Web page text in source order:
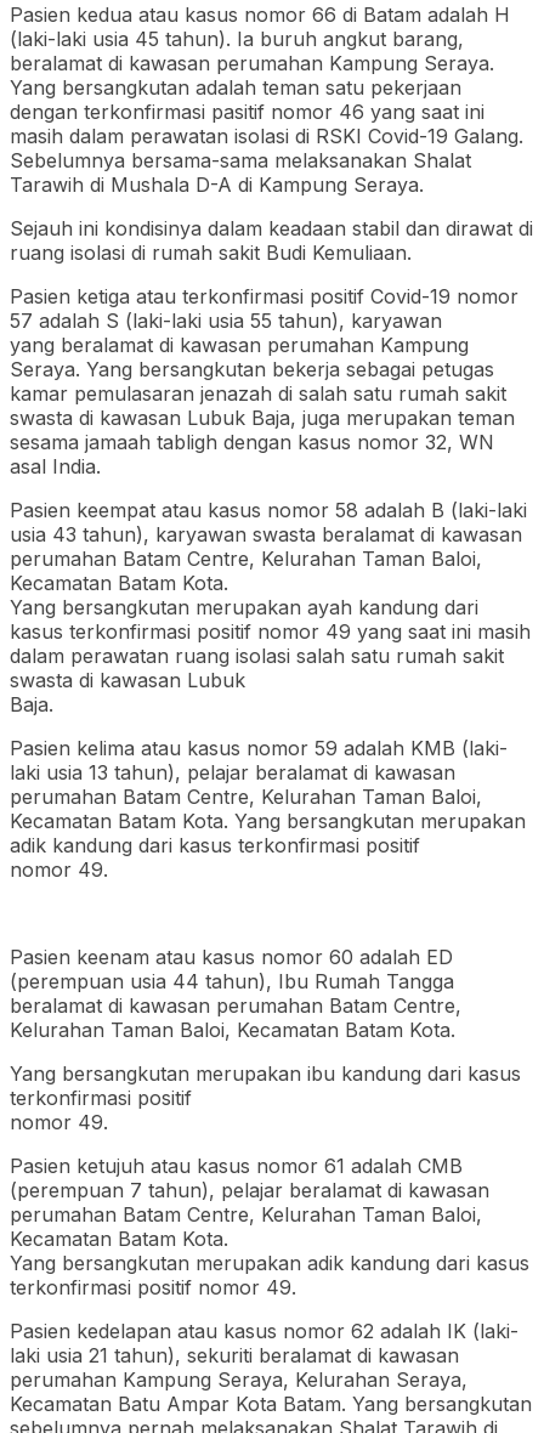
Pasien kedua atau kasus nomor 66 di Batam adalah H
(laki-laki usia 45 tahun). Ia buruh angkut barang,
beralamat di kawasan perumahan Kampung Seraya.
Yang bersangkutan adalah teman satu pekerjaan
dengan terkonfirmasi pasitif nomor 46 yang saat ini
masih dalam perawatan isolasi di RSKI Covid-19 Galang.
Sebelumnya bersama-sama melaksanakan Shalat
Tarawih di Mushala D-A di Kampung Seraya.
Sejauh ini kondisinya dalam keadaan stabil dan dirawat di
ruang isolasi di rumah sakit Budi Kemuliaan.
Pasien ketiga atau terkonfirmasi positif Covid-19 nomor
57 adalah S (laki-laki usia 55 tahun), karyawan
yang beralamat di kawasan perumahan Kampung
Seraya. Yang bersangkutan bekerja sebagai petugas
kamar pemulasaran jenazah di salah satu rumah sakit
swasta di kawasan Lubuk Baja, juga merupakan teman
sesama jamaah tabligh dengan kasus nomor 32, WN
asal India.
Pasien keempat atau kasus nomor 58 adalah B (laki-laki
usia 43 tahun), karyawan swasta beralamat di kawasan
perumahan Batam Centre, Kelurahan Taman Baloi,
Kecamatan Batam Kota.
Yang bersangkutan merupakan ayah kandung dari
kasus terkonfirmasi positif nomor 49 yang saat ini masih
dalam perawatan ruang isolasi salah satu rumah sakit
swasta di kawasan Lubuk
Baja.
Pasien kelima atau kasus nomor 59 adalah KMB (laki-
laki usia 13 tahun), pelajar beralamat di kawasan
perumahan Batam Centre, Kelurahan Taman Baloi,
Kecamatan Batam Kota. Yang bersangkutan merupakan
adik kandung dari kasus terkonfirmasi positif
nomor 49.
Pasien keenam atau kasus nomor 60 adalah ED
(perempuan usia 44 tahun), Ibu Rumah Tangga
beralamat di kawasan perumahan Batam Centre,
Kelurahan Taman Baloi, Kecamatan Batam Kota.
Yang bersangkutan merupakan ibu kandung dari kasus
terkonfirmasi positif
nomor 49.
Pasien ketujuh atau kasus nomor 61 adalah CMB
(perempuan 7 tahun), pelajar beralamat di kawasan
perumahan Batam Centre, Kelurahan Taman Baloi,
Kecamatan Batam Kota.
Yang bersangkutan merupakan adik kandung dari kasus
terkonfirmasi positif nomor 49.
Pasien kedelapan atau kasus nomor 62 adalah IK (laki-
laki usia 21 tahun), sekuriti beralamat di kawasan
perumahan Kampung Seraya, Kelurahan Seraya,
Kecamatan Batu Ampar Kota Batam. Yang bersangkutan
sebelumnya pernah melaksanakan Shalat Tarawih di